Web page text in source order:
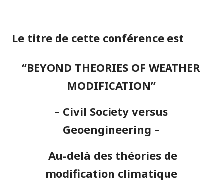
Le titre de cette conférence est
“BEYOND THEORIES OF WEATHER
MODIFICATION”
– Civil Society versus
Geoengineering –
Au-delà des théories de
modification climatique